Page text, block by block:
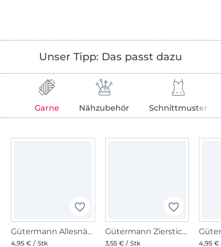
Unser Tipp: Das passt dazu
Garne Nähzubehör Schnittmuster
Gütermann Allesnäher (000) schwarz
4,95 € / Stk
Gütermann Zierstich- und Knopflochgarn (800) weiss
3,55 € / Stk
4,95 €